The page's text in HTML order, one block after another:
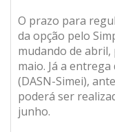
O prazo para
da opção pelo
mudando de
maio. Já a
(DASN-Simei),
poderá ser
junho.